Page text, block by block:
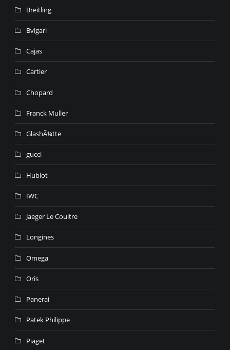
Breitling
Bvlgari
Cajas
Cartier
Chopard
Franck Muller
GlashÃ¼tte
gucci
Hublot
IWC
Jaeger Le Coultre
Longines
Omega
Oris
Panerai
Patek Philippe
Piaget